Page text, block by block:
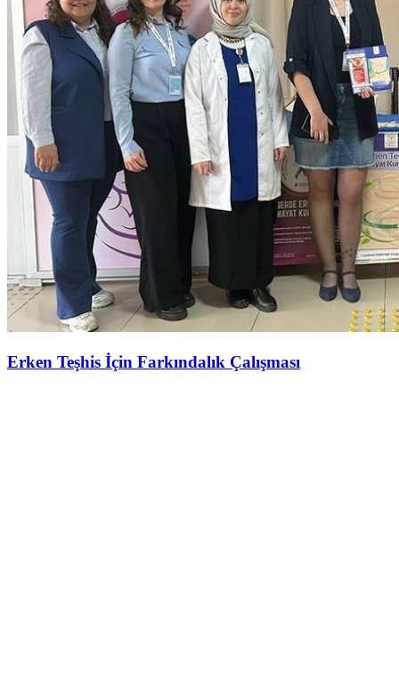
Erken Teşhis İçin Farkındalık Çalışması